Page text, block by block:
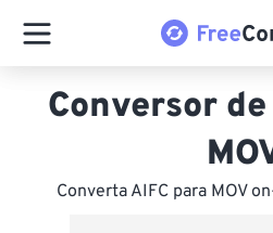
Conversor
Converta AIFC para MOV